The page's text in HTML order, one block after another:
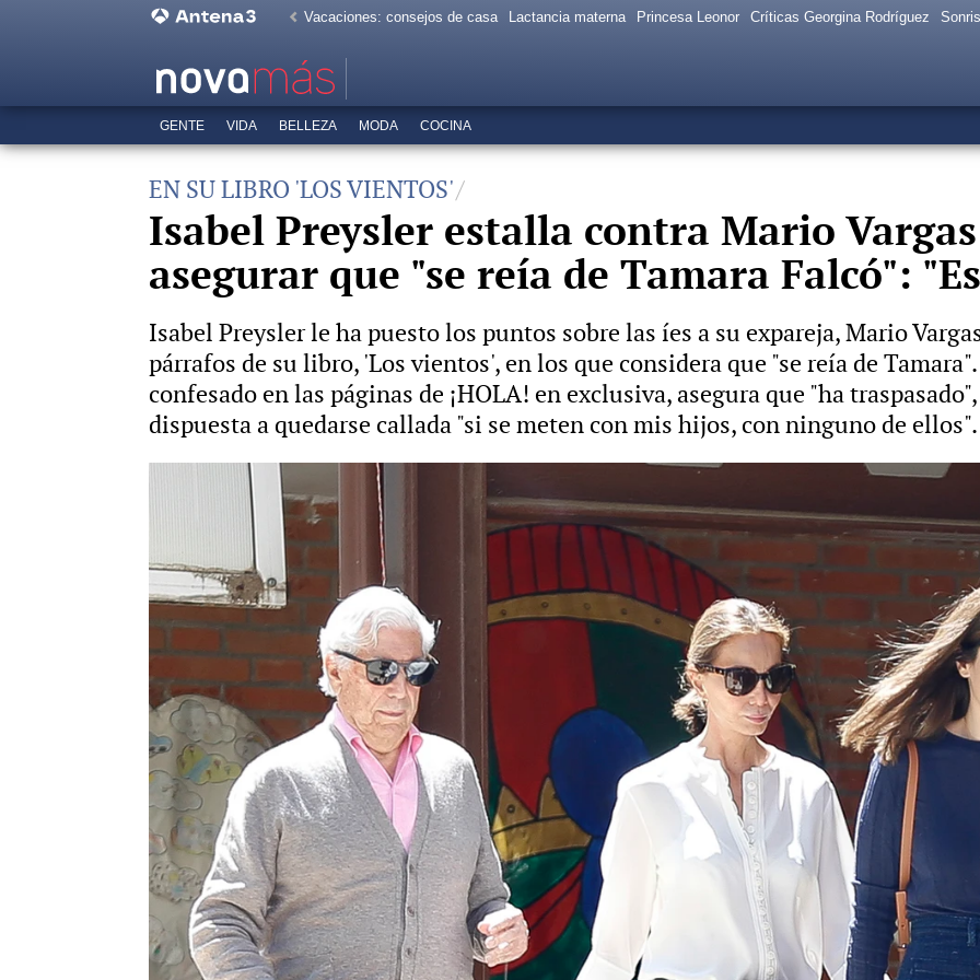
Vacaciones: consejos de casa Lactancia materna Princesa Leonor Críticas Georgina Rodríguez
GENTE VIDA BELLEZA MODA COCINA
EN SU LIBRO 'LOS VIENTOS'
Isabel Preysler estalla contra Mario
asegurar que "se reía de Tamara Falcó":
Isabel Preysler le ha puesto los puntos sobre las íes a su expareja, Mario
párrafos de su libro, 'Los vientos', en los que considera que "se reía de
confesado en las páginas de ¡HOLA! en exclusiva, asegura que "ha
dispuesta a quedarse callada "si se meten con mis hijos, con ninguno de ellos".
La hija de Mario Vargas Llosa, Morgana, estalla con la prensa: "Qué pesadilla"
Mariam Armiñana
Publicado: 08 de febrero de 2023, 11:24
WhatsappFacebook
X